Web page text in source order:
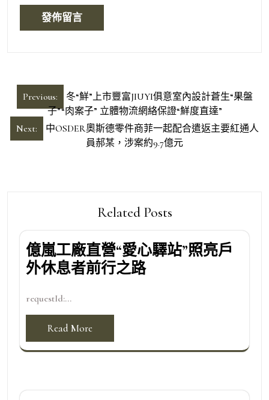
章
導
Previous:
冬“鮮”上市豐富JIUYI俱意室內設計蒼生“果盤
子”“肉案子” 立體物流網絡保證“鮮度直達”
Next:
中OSDER奧斯德零件商菲一起配合遣返主要紅通人
員郝某，涉案約9.7億元
Related Posts
億嵐工廠直營“愛心驛站”照亮戶
外休息者前行之路
requestId:...
Read More